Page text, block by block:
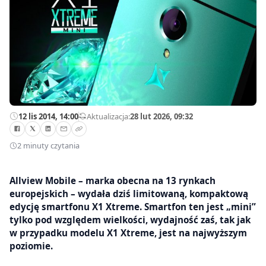
12 lis 2014, 14:00—Aktualizacja:28 lut 2026, 09:32
2 minuty czytania
Allview Mobile – marka obecna na 13 rynkach
europejskich – wydała dziś limitowaną, kompaktową
edycję smartfonu X1 Xtreme. Smartfon ten jest „mini”
tylko pod względem wielkości, wydajność zaś, tak jak
w przypadku modelu X1 Xtreme, jest na najwyższym
poziomie.